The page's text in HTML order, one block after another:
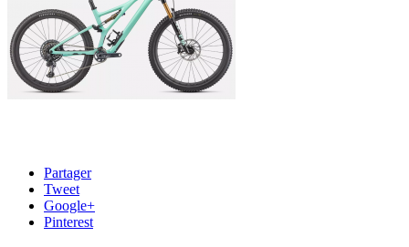
Partager
Tweet
Google+
Pinterest